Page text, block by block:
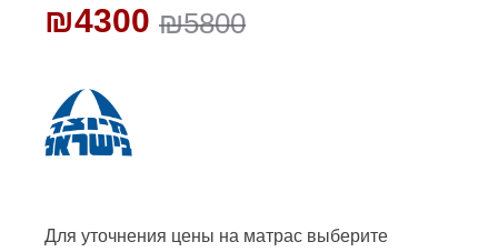
Для уточнения цены на матрас выберите
₪5800
₪4300